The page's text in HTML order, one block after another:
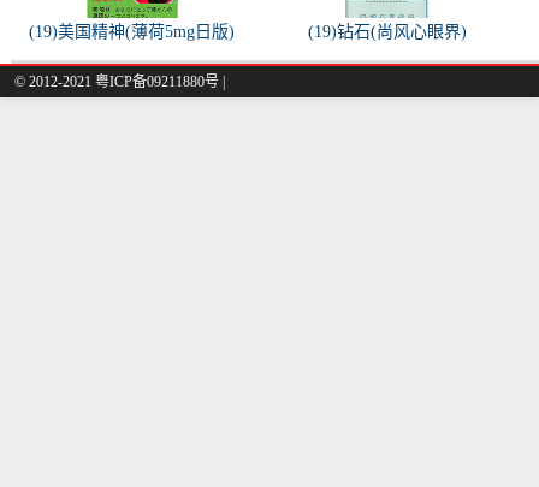
(19)美国精神(薄荷5mg日版) (19)钻石(尚风心眼界)
© 2012-2021 粤ICP备09211880号 |